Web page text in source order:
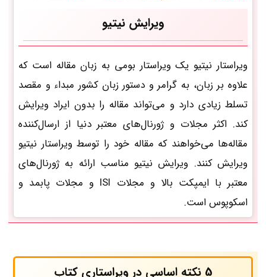
ویرایش نیتیو
ویراستار نیتیو یک ویراستار بومی به زبان مقاله است که
علاوه بر زبان، به گرامر و دستور زبان کشور مبداء و مقصد
تسلط زیادی دارد و می‌تواند مقاله را بدون ایراد ویرایش
کند. اکثر مجلات و ژورنال‌های معتبر دنیا از ارسال‌کننده
مقاله‌ها می‌خواهند که مقاله خود را توسط ویراستار نیتیو
ویرایش کنند. ویرایش نیتیو مناسب ارائه به ژورنال‌های
معتبر با ایمپکت بالا و مجلات ISI و مجلات پابمد و
اسکوپوس است.
5 نکته اساسی در ویراستاری کتاب